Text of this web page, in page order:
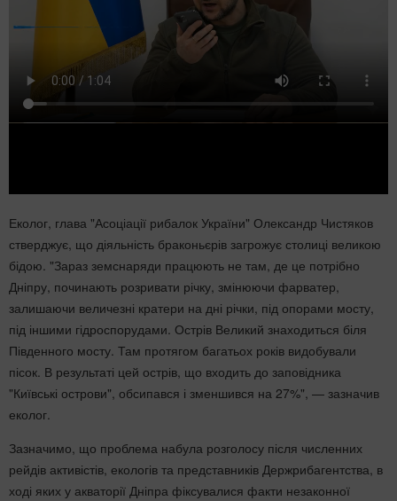
Еколог, глава "Асоціації рибалок України" Олександр Чистяков
стверджує, що діяльність браконьєрів загрожує столиці великою
бідою. "Зараз земснаряди працюють не там, де це потрібно
Дніпру, починають розривати річку, змінюючи фарватер,
залишаючи величезні кратери на дні річки, під опорами мосту,
під іншими гідроспорудами. Острів Великий знаходиться біля
Південного мосту. Там протягом багатьох років видобували
пісок. В результаті цей острів, що входить до заповідника
"Київські острови", обсипався і зменшився на 27%", — зазначив
еколог.
Зазначимо, що проблема набула розголосу після численних
рейдів активістів, екологів та представників Держрибагентства, в
ході яких у акваторії Дніпра фіксувалися факти незаконної